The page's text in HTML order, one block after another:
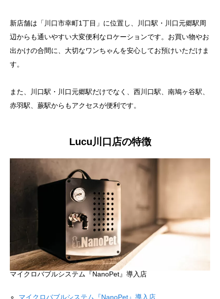
新店舗は「川口市幸町1丁目」に位置し、川口駅・川口元郷駅周
辺からも通いやすい大変便利なロケーションです。お買い物やお
出かけの合間に、大切なワンちゃんを安心してお預けいただけま
す。
また、川口駅・川口元郷駅だけでなく、西川口駅、南鳩ヶ谷駅、
赤羽駅、蕨駅からもアクセスが便利です。
Lucu川口店の特徴
マイクロバブルシステム『NanoPet』導入店
マイクロバブルシステム『NanoPet』導入店